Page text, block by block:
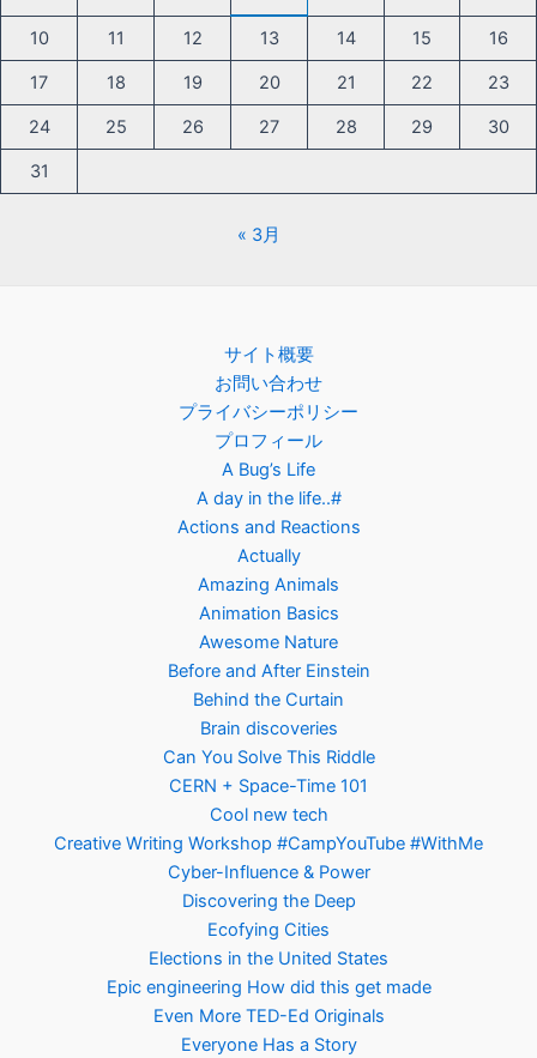
10 11 12 13 14 15 16
17 18 19 20 21 22 23
24 25 26 27 28 29 30
31
« 3月
サイト概要
お問い合わせ
プライバシーポリシー
プロフィール
A Bug’s Life
A day in the life..#
Actions and Reactions
Actually
Amazing Animals
Animation Basics
Awesome Nature
Before and After Einstein
Behind the Curtain
Brain discoveries
Can You Solve This Riddle
CERN + Space-Time 101
Cool new tech
Creative Writing Workshop #CampYouTube #WithMe
Cyber-Influence & Power
Discovering the Deep
Ecofying Cities
Elections in the United States
Epic engineering How did this get made
Even More TED-Ed Originals
Everyone Has a Story